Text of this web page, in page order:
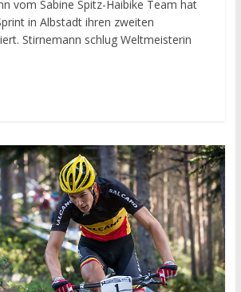
vom Sabine Spitz-Haibike Team hat
in Albstadt ihren zweiten
Stirnemann schlug Weltmeisterin